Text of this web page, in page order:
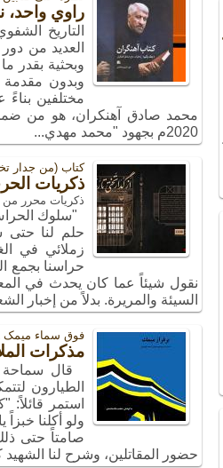
راوي واحد،
التاريخ
العديد من
وبحثية بقدر
وبدون مقدمة
مختلفين
محمد صادق آهنكران، هو من
2020م بجهود "محمد مهدي...
کتاب (من جدار
ذكريات
ذکریات محرر من
"سلوك الحراس
حلم لنا حتى
زملائي في
حراسنا بجمع
نقول شيئاً عما كان يحدث في
السيئة والمريرة. بدلاً من إخبار
فوق سماء میمک ـ
مذكرات
قال سماحة
الطيارون
استمر
ولو أكلنا
صامتاً حتى
حضور المقاتلين، وشرح لنا